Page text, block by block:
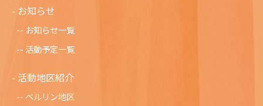
お知らせ
お知らせ一覧
活動予定一覧
活動地区紹介
ベルリン地区